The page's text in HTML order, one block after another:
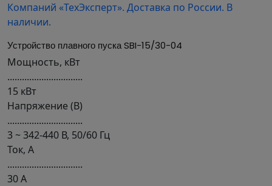
Устройство плавного пуска SBI-15/30-04
Мощность, кВт
...............................
15 кВт
Напряжение (В)
...............................
3 ~ 342-440 В, 50/60 Гц
Ток, А
...............................
30 А